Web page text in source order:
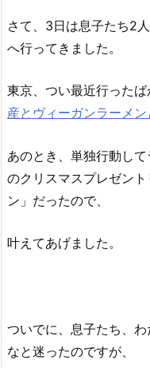
さて、3日は息子たち2
へ行ってきました。
東京、つい最近行った
産とヴィーガンラーメン
あのとき、単独行動し
のクリスマスプレゼン
ン」だったので、
叶えてあげました。
ついでに、息子たち、
なと迷ったのですが、